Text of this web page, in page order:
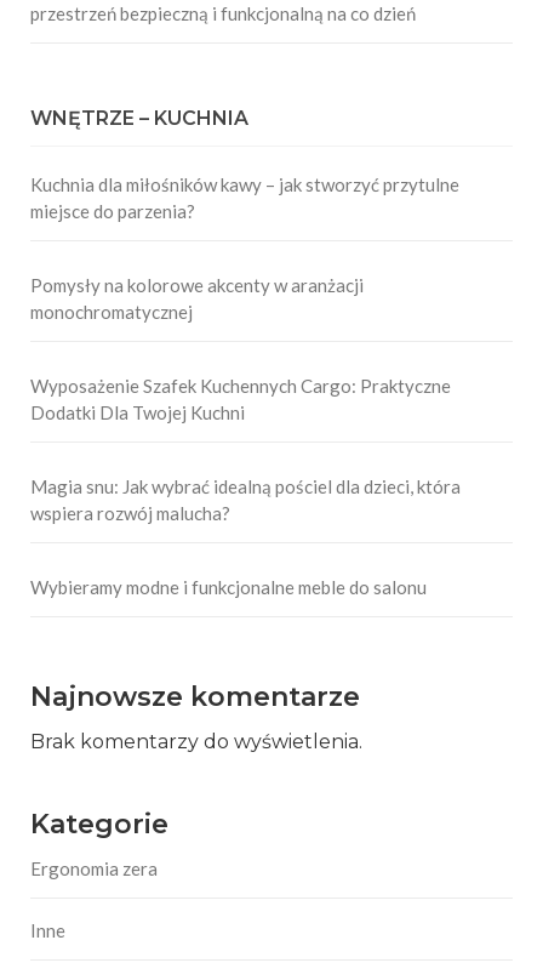
przestrzeń bezpieczną i funkcjonalną na co dzień
WNĘTRZE – KUCHNIA
Kuchnia dla miłośników kawy – jak stworzyć przytulne
miejsce do parzenia?
Pomysły na kolorowe akcenty w aranżacji
monochromatycznej
Wyposażenie Szafek Kuchennych Cargo: Praktyczne
Dodatki Dla Twojej Kuchni
Magia snu: Jak wybrać idealną pościel dla dzieci, która
wspiera rozwój malucha?
Wybieramy modne i funkcjonalne meble do salonu
Najnowsze komentarze
Brak komentarzy do wyświetlenia.
Kategorie
Ergonomia zera
Inne